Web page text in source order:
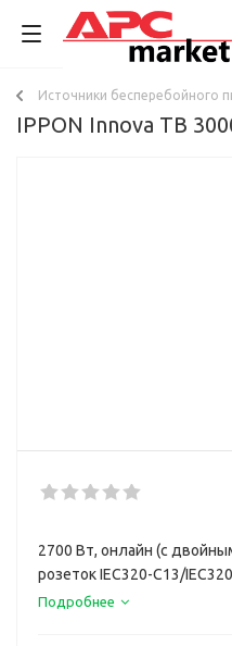
Источники бесперебойного
IPPON Innova TB
2700 Вт, онлайн (с
розеток IEC320-C13/
Подробнее